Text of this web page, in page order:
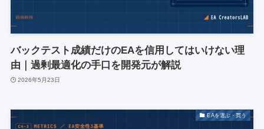
バックテスト成績だけのEAを信用してはいけない理
由｜過剰最適化の手口を開発元が解説
2026年5月23日
EAを選ぶ・買う